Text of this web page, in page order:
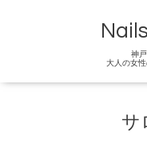
神
大人の女
サ